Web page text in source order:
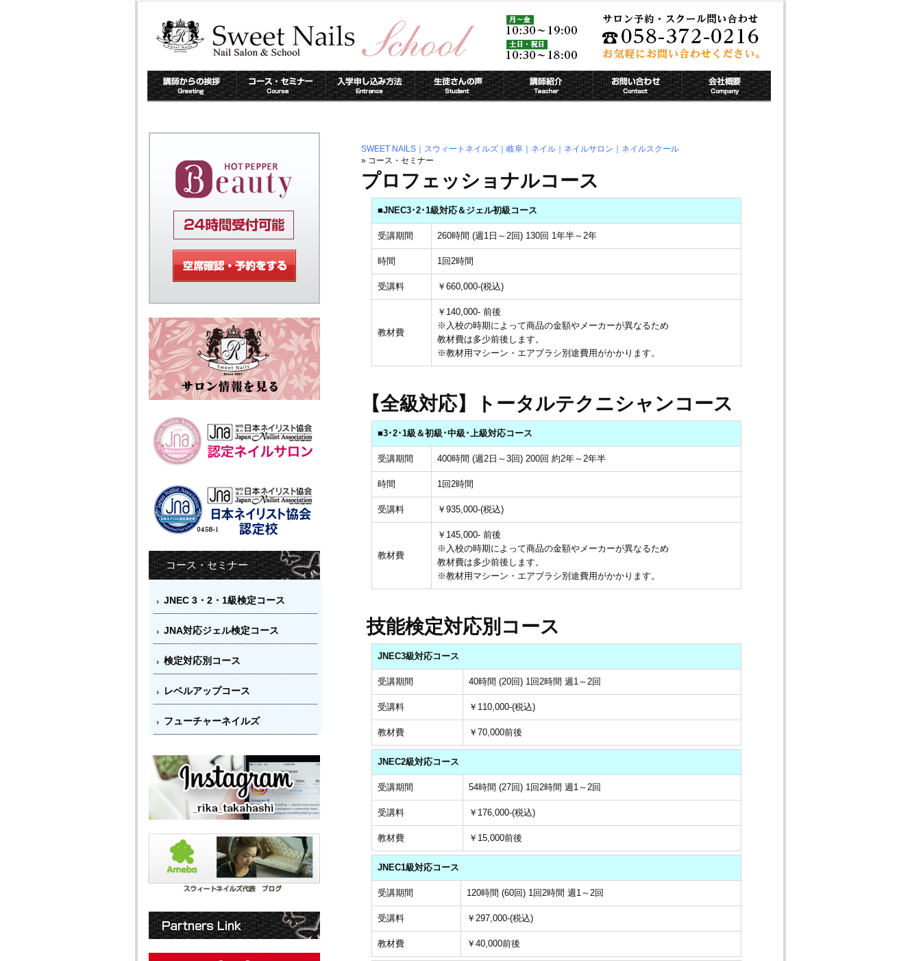
SWEET NAILS｜スウィートネイルズ｜岐阜｜ネイル｜ネイルサロン｜ネイルスクール
» コース・セミナー
プロフェッショナルコース
■JNEC3･2･1級対応＆ジェル初級コース
受講期間 260時間 (週1日～2回) 130回 1年半～2年
時間 1回2時間
受講料 ￥660,000-(税込)
教材費
￥140,000- 前後
※入校の時期によって商品の金額やメーカーが異なるため
教材費は多少前後します。
※教材用マシーン・エアブラシ別途費用がかかります。
【全級対応】トータルテクニシャンコース
■3･2･1級＆初級･中級･上級対応コース
受講期間 400時間 (週2日～3回) 200回 約2年～2年半
時間 1回2時間
受講料 ￥935,000-(税込)
教材費
￥145,000- 前後
※入校の時期によって商品の金額やメーカーが異なるため
教材費は多少前後します。
※教材用マシーン・エアブラシ別途費用がかかります。
技能検定対応別コース
JNEC3級対応コース
受講期間 40時間 (20回) 1回2時間 週1～2回
受講料 ￥110,000-(税込)
教材費 ￥70,000前後
JNEC2級対応コース
受講期間 54時間 (27回) 1回2時間 週1～2回
受講料 ￥176,000-(税込)
教材費 ￥15,000前後
JNEC1級対応コース
受講期間 120時間 (60回) 1回2時間 週1～2回
受講料 ￥297,000-(税込)
教材費 ￥40,000前後
コース・セミナー
JNEC 3・2・1級検定コース
JNA対応ジェル検定コース
検定対応別コース
レベルアップコース
フューチャーネイルズ